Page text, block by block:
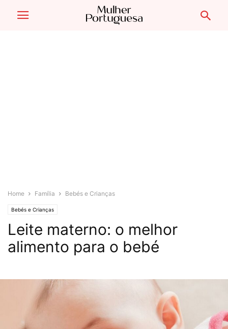
Home Família Bebés e Crianças
Bebés e Crianças
Leite materno: o melhor
alimento para o bebé